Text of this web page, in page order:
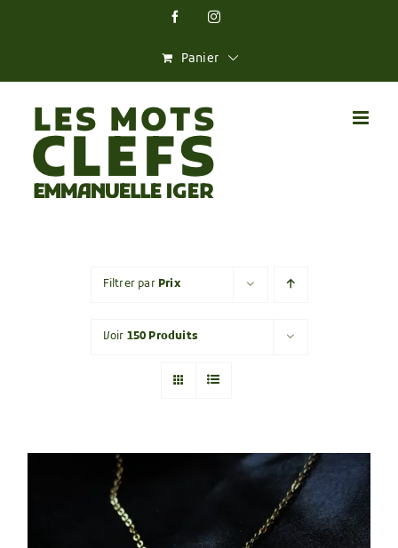
FacebookInstagram
Panier
Filtrer par Prix
Voir 150 Produits